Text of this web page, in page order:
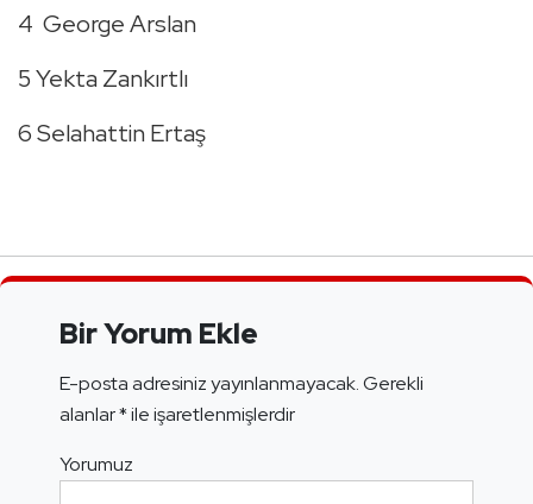
4 George Arslan
5 Yekta Zankırtlı
6 Selahattin Ertaş
Bir Yorum Ekle
E-posta adresiniz yayınlanmayacak.Gerekli
alanlar*ile işaretlenmişlerdir
Yorumuz